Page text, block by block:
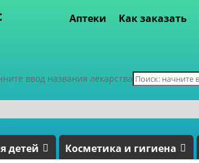
Аптеки Как заказать
ввод названия лекарства
детей Косметика и гигиена